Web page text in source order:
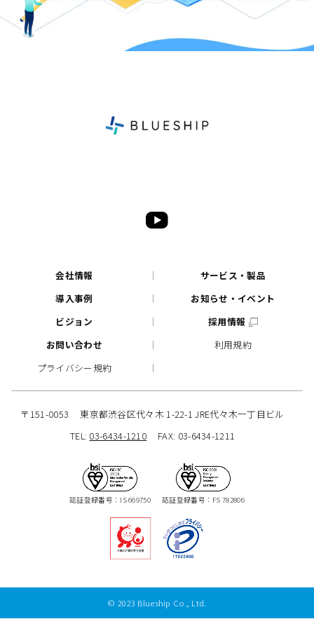
会社情報
サービス・製品
導入事例
お知らせ・イベント
ビジョン
採用情報
お問い合わせ
利用規約
プライバシー規約
〒151-0053
東京都渋谷区代々木 1-22-1 JRE代々木一丁目ビル
TEL: 03-6434-1210 FAX: 03-6434-1211
認証登録番号：IS 669750 認証登録番号：FS 782806
© 2023 Blueship Co., Ltd.